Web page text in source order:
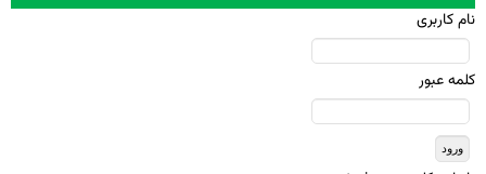
نام کاربری
کلمه عبور